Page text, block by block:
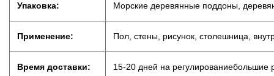
Упаковка: Морские деревянные поддоны,
Применение: Пол, стены, рисунок, столешница,
Время доставки: 15-20 дней на регулированиебольшие